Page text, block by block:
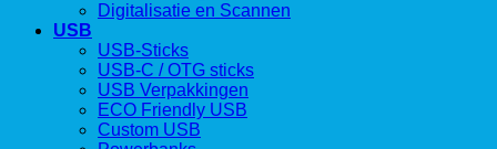
Digitalisatie en Scannen
USB
USB-Sticks
USB-C / OTG sticks
USB Verpakkingen
ECO Friendly USB
Custom USB